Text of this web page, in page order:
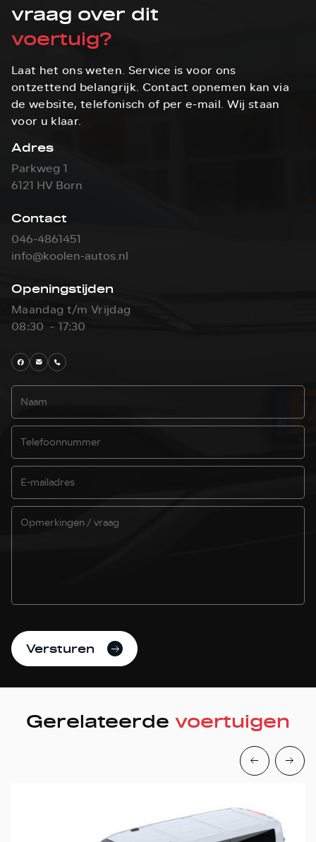
vraag over dit
voertuig?
Laat het ons weten. Service is voor ons
ontzettend belangrijk. Contact opnemen kan via
de website, telefonisch of per e-mail. Wij staan
voor u klaar.
Adres
Parkweg 1
6121 HV Born
Contact
046-4861451
info@koolen-autos.nl
Openingstijden
Maandag t/m Vrijdag
08:30 - 17:30
Versturen
Gerelateerde voertuigen